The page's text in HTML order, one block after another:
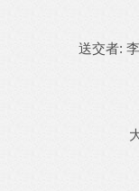
送交者: 李
大同